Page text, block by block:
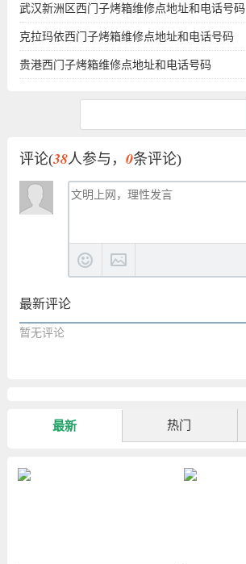
武汉新洲区西门子烤箱维修点地址和电话号码
克拉玛依西门子烤箱维修点地址和电话号码
贵港西门子烤箱维修点地址和电话号码
评论(38人参与， 0条评论)
最新评论
暂无评论
最新 热门